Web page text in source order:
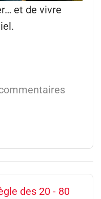
et de vivre
des 20 - 80